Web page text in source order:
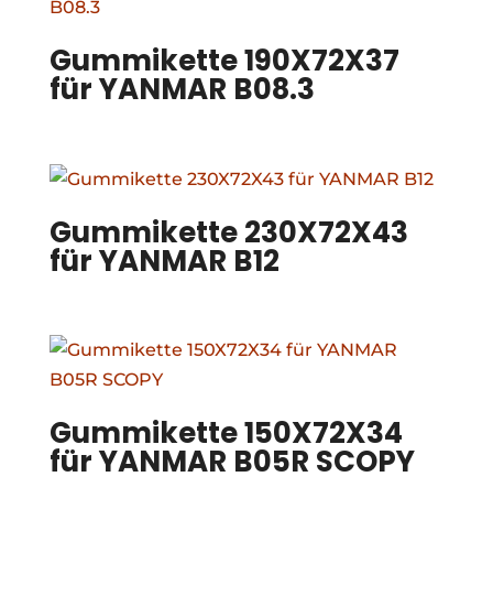
Gummikette 190X72X37
für YANMAR B08.3
Gummikette 230X72X43
für YANMAR B12
Gummikette 150X72X34
für YANMAR B05R SCOPY